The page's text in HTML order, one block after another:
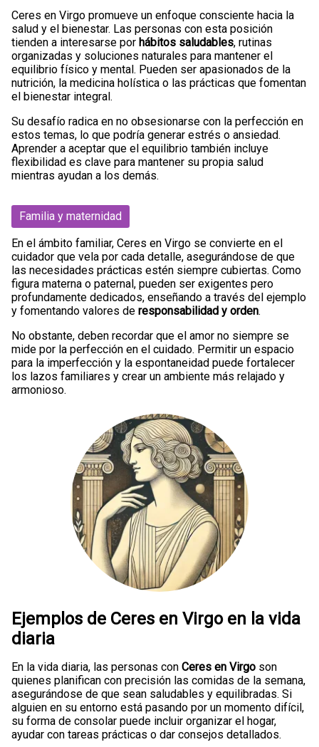
Ceres en Virgo promueve un enfoque consciente hacia la
salud y el bienestar. Las personas con esta posición
tienden a interesarse por hábitos saludables, rutinas
organizadas y soluciones naturales para mantener el
equilibrio físico y mental. Pueden ser apasionados de la
nutrición, la medicina holística o las prácticas que fomentan
el bienestar integral.
Su desafío radica en no obsesionarse con la perfección en
estos temas, lo que podría generar estrés o ansiedad.
Aprender a aceptar que el equilibrio también incluye
flexibilidad es clave para mantener su propia salud
mientras ayudan a los demás.
Familia y maternidad
En el ámbito familiar, Ceres en Virgo se convierte en el
cuidador que vela por cada detalle, asegurándose de que
las necesidades prácticas estén siempre cubiertas. Como
figura materna o paternal, pueden ser exigentes pero
profundamente dedicados, enseñando a través del ejemplo
y fomentando valores de responsabilidad y orden.
No obstante, deben recordar que el amor no siempre se
mide por la perfección en el cuidado. Permitir un espacio
para la imperfección y la espontaneidad puede fortalecer
los lazos familiares y crear un ambiente más relajado y
armonioso.
Ejemplos de Ceres en Virgo en la vida
diaria
En la vida diaria, las personas con Ceres en Virgo son
quienes planifican con precisión las comidas de la semana,
asegurándose de que sean saludables y equilibradas. Si
alguien en su entorno está pasando por un momento difícil,
su forma de consolar puede incluir organizar el hogar,
ayudar con tareas prácticas o dar consejos detallados.